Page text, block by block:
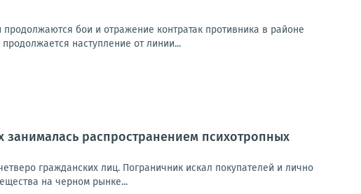
бои и отражение контратак противника в районе
наступление от линии...
распространением психотропных
гражданских лиц. Пограничник искал покупателей и лично
на черном рынке...